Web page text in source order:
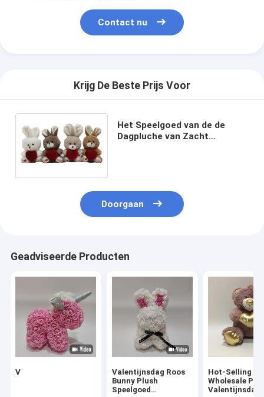
Contact nu
Krijg De Beste Prijs Voor
Het Speelgoed van de de
Dagpluche van Zacht
Doorgaan
Geadviseerde Producten
V
Valentijnsdag Roos
Bunny Plush
Speelgoed
Hot-Selling
Wholesale
Valentijnsdag